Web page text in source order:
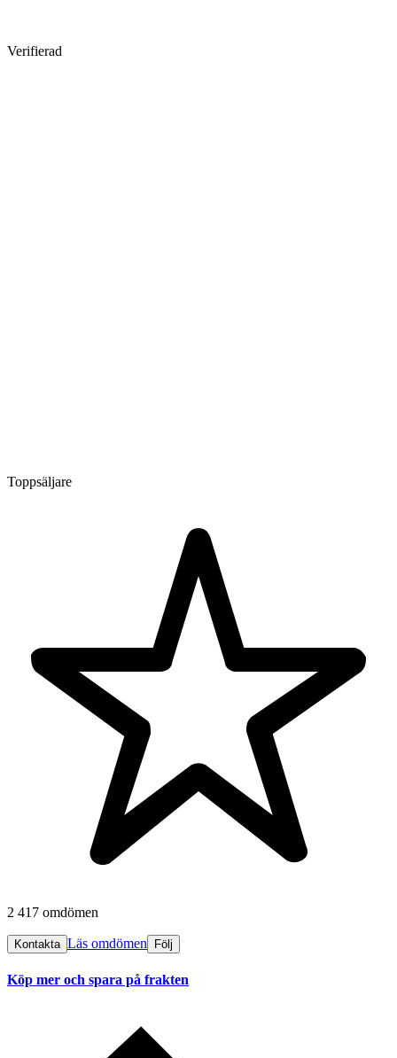
Verifierad
Toppsäljare
2 417 omdömen
Kontakta Läs omdömen Följ
Köp mer och spara på frakten